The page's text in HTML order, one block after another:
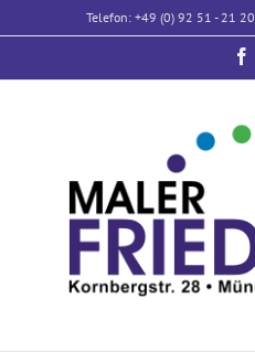
Inhalt
Telefon: +49 (0) 92 51 - 21 20